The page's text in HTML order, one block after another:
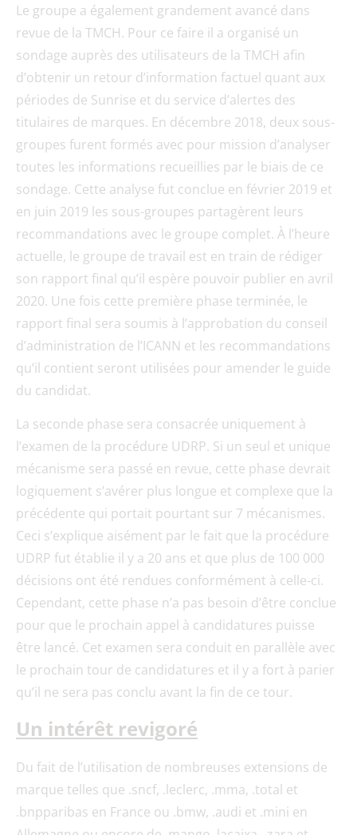
Le groupe a également grandement avancé dans
revue de la TMCH. Pour ce faire il a organisé un
sondage auprès des utilisateurs de la TMCH afin
d’obtenir un retour d’information factuel quant aux
périodes de Sunrise et du service d’alertes des
titulaires de marques. En décembre 2018, deux sous-
groupes furent formés avec pour mission d’analyser
toutes les informations recueillies par le biais de ce
sondage. Cette analyse fut conclue en février 2019 et
en juin 2019 les sous-groupes partagèrent leurs
recommandations avec le groupe complet. À l’heure
actuelle, le groupe de travail est en train de rédiger
son rapport final qu’il espère pouvoir publier en avril
2020. Une fois cette première phase terminée, le
rapport final sera soumis à l’approbation du conseil
d’administration de l’ICANN et les recommandations
qu’il contient seront utilisées pour amender le guide
du candidat.
La seconde phase sera consacrée uniquement à
l’examen de la procédure UDRP. Si un seul et unique
mécanisme sera passé en revue, cette phase devrait
logiquement s’avérer plus longue et complexe que la
précédente qui portait pourtant sur 7 mécanismes.
Ceci s’explique aisément par le fait que la procédure
UDRP fut établie il y a 20 ans et que plus de 100 000
décisions ont été rendues conformément à celle-ci.
Cependant, cette phase n’a pas besoin d’être conclue
pour que le prochain appel à candidatures puisse
être lancé. Cet examen sera conduit en parallèle avec
le prochain tour de candidatures et il y a fort à parier
qu’il ne sera pas conclu avant la fin de ce tour.
Un intérêt revigoré
Du fait de l’utilisation de nombreuses extensions de
marque telles que .sncf, .leclerc, .mma, .total et
.bnpparibas en France ou .bmw, .audi et .mini en